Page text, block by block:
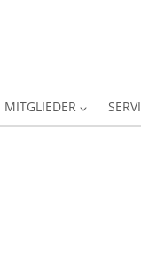
MITGLIEDER